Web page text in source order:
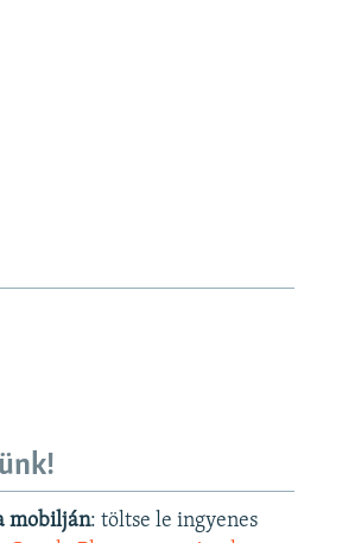
mobilján: töltse le ingyenes